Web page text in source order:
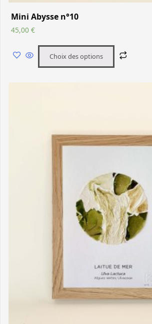
Mini Abysse n°10
45,00 €
Choix des options